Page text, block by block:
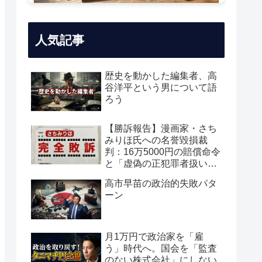
人気記事
歴史を動かした編集者、高
谷洋平という男について語
ろう
【勝訴報告】漫画家・さち
みりほ氏への名誉毀損裁
判：16万5000円の賠償命令
と「虚偽の正犯罪者扱い」
高市早苗の政治的失敗パタ
ーン
月1万円で政治家を「雇
う」時代へ。国会を「監査